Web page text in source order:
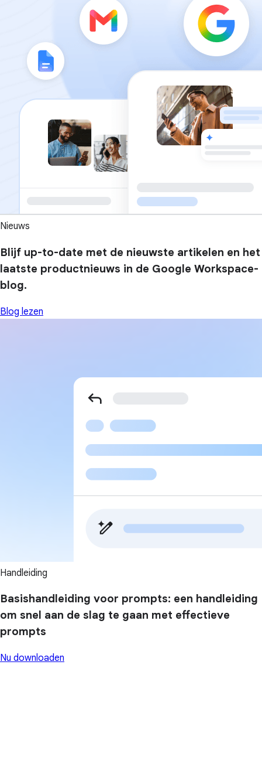
Nieuws
Blijf up-to-date met de nieuwste artikelen en het
laatste productnieuws in de Google Workspace-
blog.
Blog lezen
Handleiding
Basishandleiding voor prompts: een handleiding
om snel aan de slag te gaan met effectieve
prompts
Nu downloaden